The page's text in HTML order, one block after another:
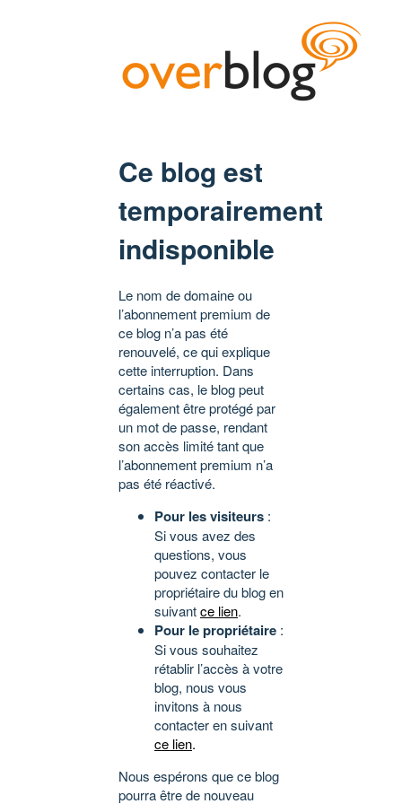
Ce blog est
temporairement
indisponible
Le nom de domaine ou
l’abonnement premium de
ce blog n’a pas été
renouvelé, ce qui explique
cette interruption. Dans
certains cas, le blog peut
également être protégé par
un mot de passe, rendant
son accès limité tant que
l’abonnement premium n’a
pas été réactivé.
Pour les visiteurs :
Si vous avez des
questions, vous
pouvez contacter le
propriétaire du blog en
suivantce lien.
Pour le propriétaire :
Si vous souhaitez
rétablir l’accès à votre
blog, nous vous
invitons à nous
contacter en suivant
ce lien.
Nous espérons que ce blog
pourra être de nouveau